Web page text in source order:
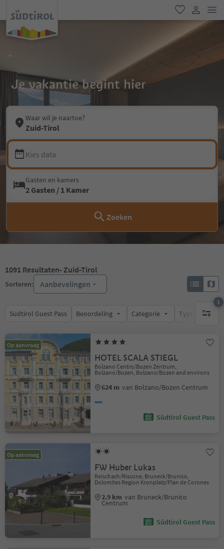
favoriet
Je vakantie begint hier
Waar wil je naartoe?
Zuid-Tirol
Kies data
Gasten en kamers
2 Gasten / 1 Kamer
Zoeken
1091 Resultaten- Zuid-Tirol
Sorteren: Aanbevelingen
Südtirol Guest Pass Beoordeling Categorie Type catering
1
1
Op aanvraag
HOTEL SCALA STIEGL
Bolzano Centro/Bozen Zentrum,
Bolzano/Bozen, Bolzano/Bozen and environs
624 m van Bolzano/Bozen Centrum
Südtirol Guest Pass
Op aanvraag
FW Huber Lukas
Reischach/Riscone, Bruneck/Brunico,
Dolomites Region Kronplatz/Plan de Corones
2.9 km van Bruneck/Brunico
Centrum
Südtirol Guest Pass